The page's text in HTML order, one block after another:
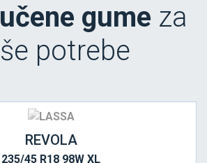
gume za
potrebe
REVOLA
235/45 R18 98W XL